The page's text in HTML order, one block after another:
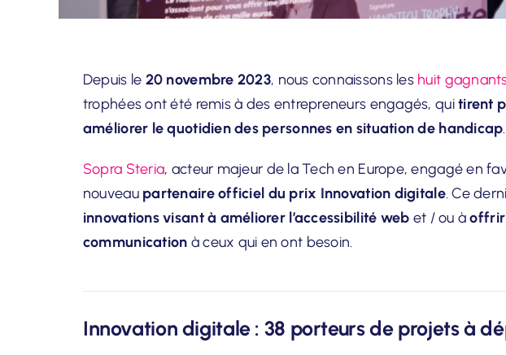
Depuis le 20 novembre 2023, nous connaissons les huit
trophées ont été remis à des entrepreneurs engagés, quitirent
améliorer le quotidien des personnes en situation de handicap.
Sopra Steria, acteur majeur de la Tech en Europe, engagé en
nouveau partenaire officiel du prix Innovation digitale. Ce
innovations visant à améliorer l’accessibilité web et / ou àoffrir
communication à ceux qui en ont besoin.
Innovation digitale : 38 porteurs de projets à